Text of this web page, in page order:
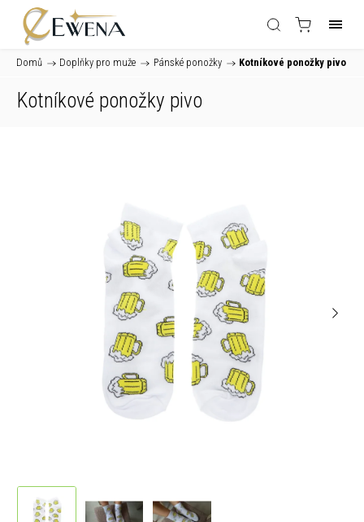
Domů / Doplňky pro muže / Pánské ponožky / Kotníkové ponožky pivo
Kotníkové ponožky pivo